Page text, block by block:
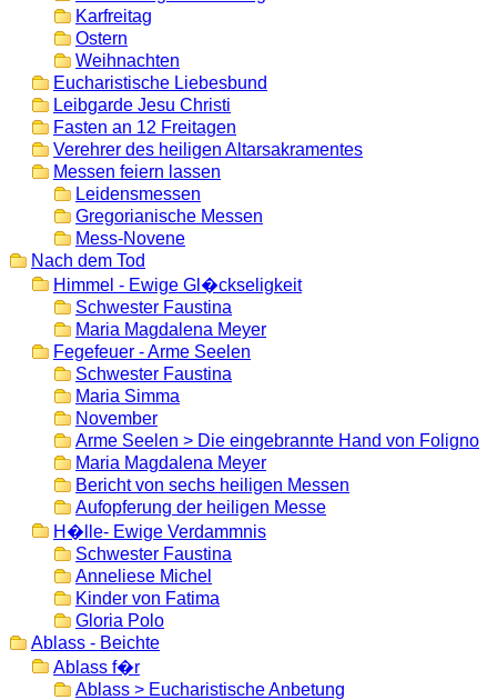
Karfreitag
Ostern
Weihnachten
Eucharistische Liebesbund
Leibgarde Jesu Christi
Fasten an 12 Freitagen
Verehrer des heiligen Altarsakramentes
Messen feiern lassen
Leidensmessen
Gregorianische Messen
Mess-Novene
Nach dem Tod
Himmel - Ewige Gl�ckseligkeit
Schwester Faustina
Maria Magdalena Meyer
Fegefeuer - Arme Seelen
Schwester Faustina
Maria Simma
November
Arme Seelen > Die eingebrannte Hand von Foligno
Maria Magdalena Meyer
Bericht von sechs heiligen Messen
Aufopferung der heiligen Messe
H�lle- Ewige Verdammnis
Schwester Faustina
Anneliese Michel
Kinder von Fatima
Gloria Polo
Ablass - Beichte
Ablass f�r
Ablass > Eucharistische Anbetung